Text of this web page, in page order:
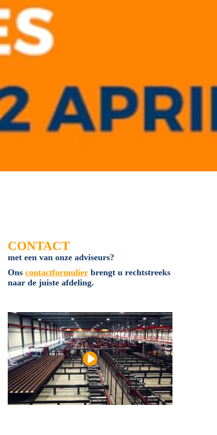
CONTACT
met een van onze adviseurs?
Ons contactformulier brengt u rechtstreeks
naar de juiste afdeling.